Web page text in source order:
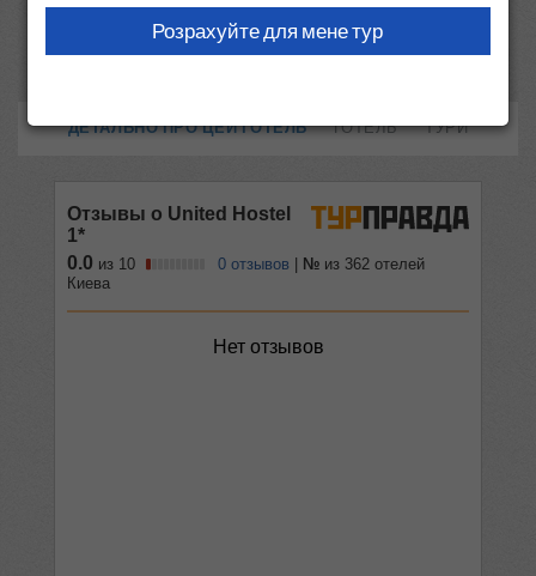
Україна, Київ
ДЕТАЛЬНО ПРО ЦЕЙ ГОТЕЛЬ ГОТЕЛЬ ТУРИ